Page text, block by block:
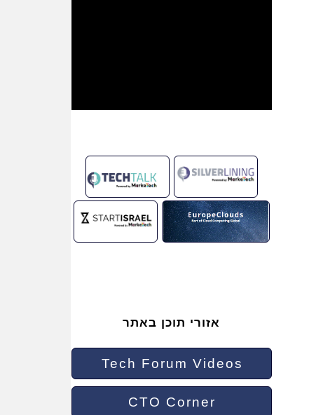
אזורי תוכן באתר
Tech Forum Videos
CTO Corner